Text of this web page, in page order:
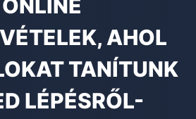
AHOL
TANÍTUNK
LÉPÉSRŐL-